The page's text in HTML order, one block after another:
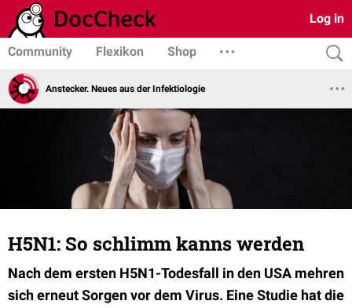
Log in
Community Flexikon Shop
Anstecker. Neues aus der Infektiologie
H5N1: So schlimm kanns werden
Nach dem ersten H5N1-Todesfall in den USA mehren
sich erneut Sorgen vor dem Virus. Eine Studie hat die